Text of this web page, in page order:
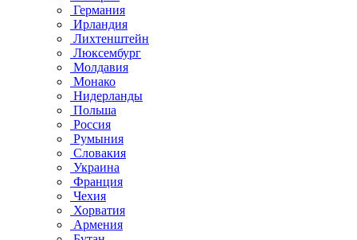
Германия
Ирландия
Лихтенштейн
Люксембург
Молдавия
Монако
Нидерланды
Польша
Россия
Румыния
Словакия
Украина
Франция
Чехия
Хорватия
Армения